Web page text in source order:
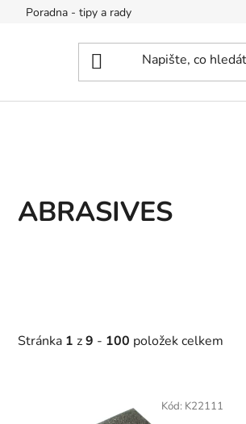
Poradna - tipy a rady
ABRASIVES
Stránka 1 z9 - 100 položek celkem
Kód: K22111